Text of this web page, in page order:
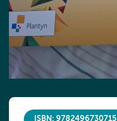
ISBN: 9782496730715